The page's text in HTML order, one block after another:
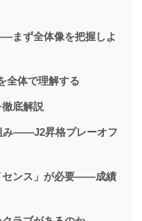
まず全体像を把握しよ
全体で理解する
底解説
み——J2昇格プレーオフ
センス」が必要——成績